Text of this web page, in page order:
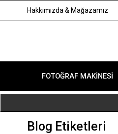
Hakkımızda & Mağazamız
FOTOĞRAF MAKINESI
Blog Etiketleri